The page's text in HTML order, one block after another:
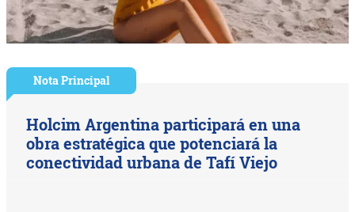
Nota Principal
Holcim Argentina participará en una
obra estratégica que potenciará la
conectividad urbana de Tafí Viejo